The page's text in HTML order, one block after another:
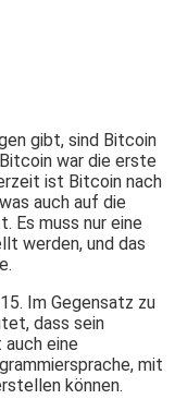
gibt, sind Bitcoin
war die erste
ist Bitcoin nach
auch auf die
Es muss nur eine
werden, und das
Im Gegensatz zu
dass sein
eine
mit
können.